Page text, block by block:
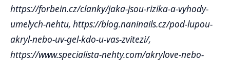
https://forbein.cz/clanky/jaka-jsou-rizika-a-vyhody-
umelych-nehtu, https://blog.naninails.cz/pod-lupou-
akryl-nebo-uv-gel-kdo-u-vas-zvitezi/,
https://www.specialista-nehty.com/akrylove-nebo-